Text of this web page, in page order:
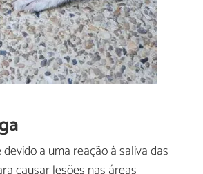
a uma reação à saliva das